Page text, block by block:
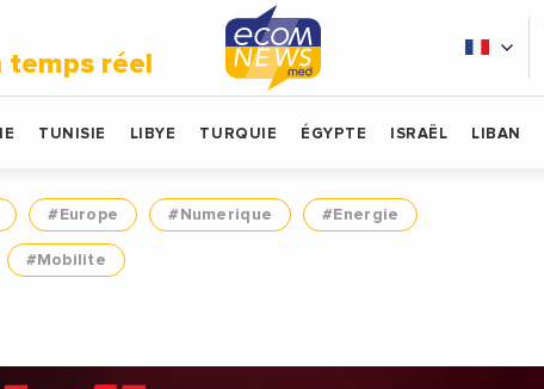
réel
TUNISIE LIBYE TURQUIE ÉGYPTE ISRAËL LIBAN
#Europe #Numerique #Energie
#Mobilite